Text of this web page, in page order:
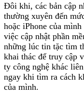
Đôi khi, các bản cập
thường xuyên đến
hoặc iPhone của
việc cập nhật phần
những lúc tin tặc tìm
khai thác để truy cập
ty công nghệ khác
ngay khi tìm ra cách
của mình.